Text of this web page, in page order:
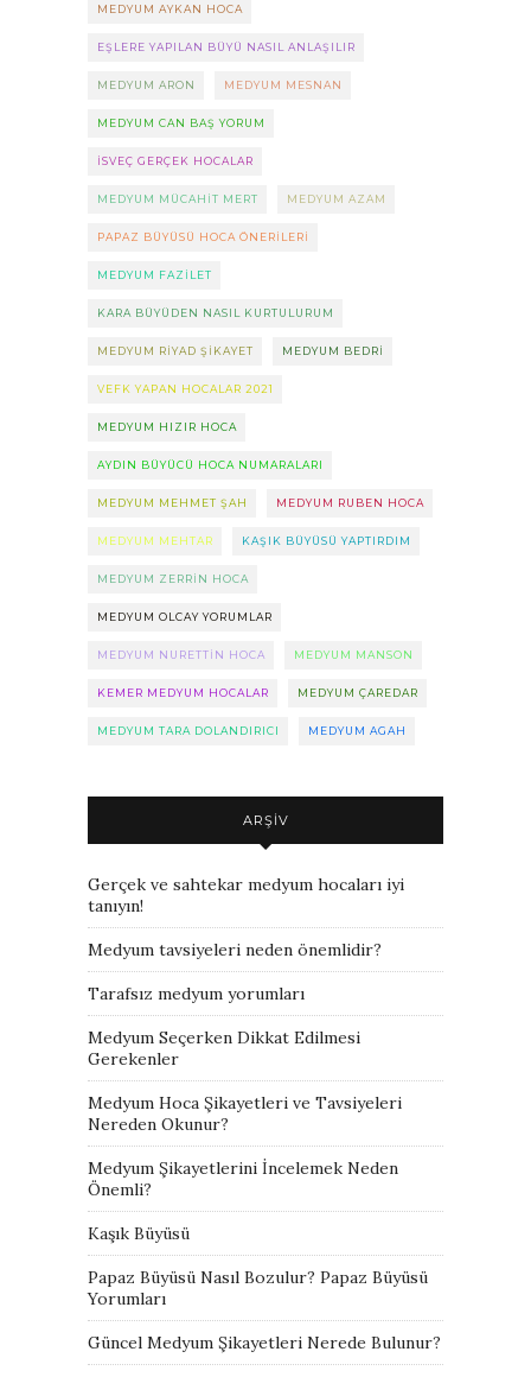
MEDYUM AYKAN HOCA
EŞLERE YAPILAN BÜYÜ NASIL ANLAŞILIR
MEDYUM ARON MEDYUM MESNAN
MEDYUM CAN BAŞ YORUM
ISVEÇ GERÇEK HOCALAR
MEDYUM MÜCAHIT MERT MEDYUM AZAM
PAPAZ BÜYÜSÜ HOCA ÖNERILERI
MEDYUM FAZILET
KARA BÜYÜDEN NASIL KURTULURUM
MEDYUM RIYAD ŞIKAYET MEDYUM BEDRI
VEFK YAPAN HOCALAR 2021
MEDYUM HIZIR HOCA
AYDIN BÜYÜCÜ HOCA NUMARALARI
MEDYUM MEHMET ŞAH MEDYUM RUBEN HOCA
MEDYUM MEHTAR KAŞIK BÜYÜSÜ YAPTIRDIM
MEDYUM ZERRIN HOCA
MEDYUM OLCAY YORUMLAR
MEDYUM NURETTIN HOCA MEDYUM MANSON
KEMER MEDYUM HOCALAR MEDYUM ÇAREDAR
MEDYUM TARA DOLANDIRICI MEDYUM AGAH
ARŞIV
Gerçek ve sahtekar medyum hocaları iyi
tanıyın!
Medyum tavsiyeleri neden önemlidir?
Tarafsız medyum yorumları
Medyum Seçerken Dikkat Edilmesi
Gerekenler
Medyum Hoca Şikayetleri ve Tavsiyeleri
Nereden Okunur?
Medyum Şikayetlerini İncelemek Neden
Önemli?
Kaşık Büyüsü
Papaz Büyüsü Nasıl Bozulur? Papaz Büyüsü
Yorumları
Güncel Medyum Şikayetleri Nerede Bulunur?